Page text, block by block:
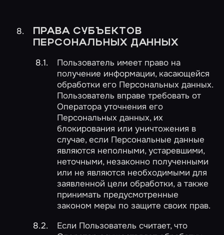
ПРАВА СУБЪЕКТОВ
ПЕРСОНАЛЬНЫХ ДАННЫХ
Пользователь имеет право на
получение информации, касающейся
обработки его Персональных данных.
Пользователь вправе требовать от
Оператора уточнения его
Персональных данных, их
блокирования или уничтожения в
случае, если Персональные данные
являются неполными, устаревшими,
неточными, незаконно полученными
или не являются необходимыми для
заявленной цели обработки, а также
принимать предусмотренные
законом меры по защите своих прав.
Если Пользователь считает, что